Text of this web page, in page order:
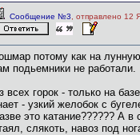
Сообщение №3 , отправлено 12
потому как на
подьемники не работали.
всех горок - только на
- узкий желобок с
это катание?????? А в
слякоть, навоз под